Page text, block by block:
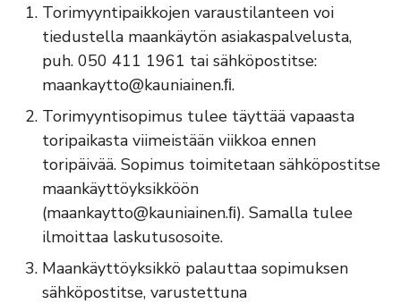
Torimyyntipaikkojen varaustilanteen voi
tiedustella maankäytön asiakaspalvelusta,
puh. 050 411 1961 tai sähköpostitse:
maankaytto@kauniainen.ﬁ.
Torimyyntisopimus tulee täyttää vapaasta
toripaikasta viimeistään viikkoa ennen
toripäivää. Sopimus toimitetaan sähköpostitse
maankäyttöyksikköön
(maankaytto@kauniainen.ﬁ). Samalla tulee
ilmoittaa laskutusosoite.
Maankäyttöyksikkö palauttaa sopimuksen
sähköpostitse, varustettuna